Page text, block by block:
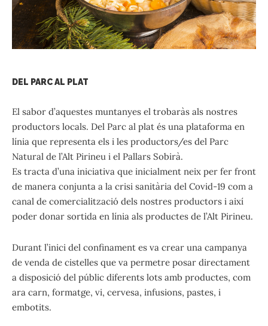
DEL PARC AL PLAT
El sabor d’aquestes muntanyes el trobaràs als nostres
productors locals. Del Parc al plat és una plataforma en
línia que representa els i les productors/es del Parc
Natural de l’Alt Pirineu i el Pallars Sobirà.
Es tracta d’una iniciativa que inicialment neix per fer front
de manera conjunta a la crisi sanitària del Covid-19 com a
canal de comercialització dels nostres productors i així
poder donar sortida en línia als productes de l’Alt Pirineu.
Durant l’inici del confinament es va crear una campanya
de venda de cistelles que va permetre posar directament
a disposició del públic diferents lots amb productes, com
ara carn, formatge, vi, cervesa, infusions, pastes, i
embotits.